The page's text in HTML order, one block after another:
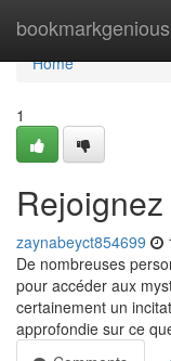
bookmarkgenious
Home
Home
1
zaynabeyct854699
De nombreuses
pour accéder aux
certainement un
approfondie sur ce